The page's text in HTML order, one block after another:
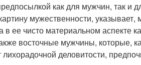
как для мужчин, так и
мужественности,
ее чисто материальном аспекте
восточные мужчины, которые,
деловитости,